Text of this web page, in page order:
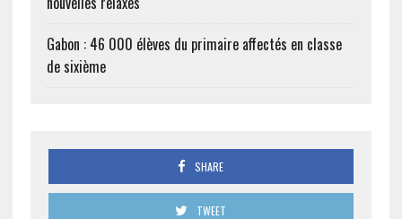
Gabon : 46 000 élèves du primaire affectés en classe
de sixième
SHARE
TWEET